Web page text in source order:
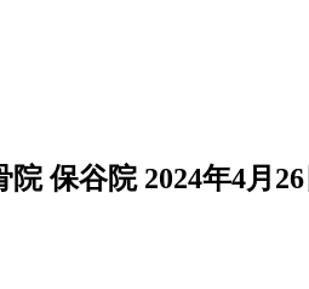
院 保谷院 2024年4月26